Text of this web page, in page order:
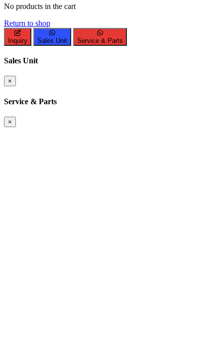
No products in the cart
Return to shop
Inquiry Sales Unit Service & Parts
Sales Unit
×
Service & Parts
×